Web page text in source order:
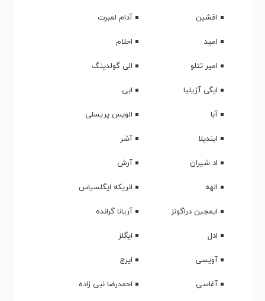
افشین
آدام لمبرت
امید
احلام
امیر تتلو
الی گولدینگ
ایگی آزیلیا
ابی
آبا
الویس پریسلی
ایندیلا
آشر
اد شیران
آرش
الهه
انریکه ایگلسیاس
ایمجین دراگونز
آریانا گرانده
ادل
ایگلز
آویسی
ایرج
آغاسی
احمدرضا نبی زاده